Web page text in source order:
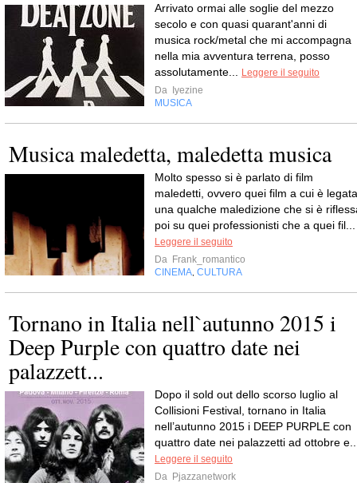
Arrivato ormai alle soglie del mezzo
secolo e con quasi quarant'anni di
musica rock/metal che mi accompagna
nella mia avventura terrena, posso
assolutamente...
Leggere il seguito
Da
Iyezine
MUSICA
Musica maledetta, maledetta musica
Molto spesso si è parlato di film
maledetti, ovvero quei film a cui è legata
una qualche maledizione che si è
poi su quei professionisti che a quei fil...
Leggere il seguito
Da Frank_romantico
CINEMA CULTURA
Tornano in Italia nell`autunno 2015 i
Deep Purple con quattro date nei
palazzett...
Dopo il sold out dello scorso luglio al
Collisioni Festival, tornano in Italia
nell’autunno 2015 i DEEP PURPLE con
quattro date nei palazzetti ad ottobre
Leggere il seguito
Da Pjazzanetwork